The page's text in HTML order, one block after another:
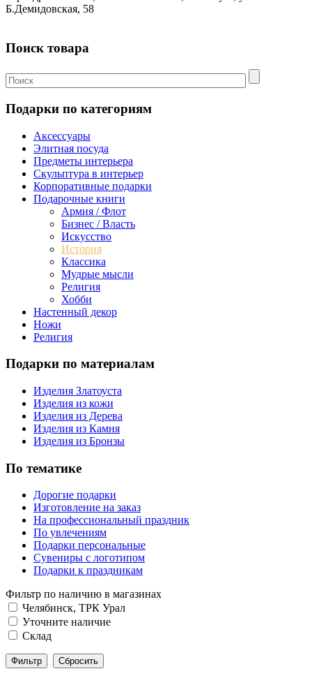
Б.Демидовская, 58
Поиск товара
Подарки по категориям
Аксессуары
Элитная посуда
Предметы интерьера
Скульптура в интерьер
Корпоративные подарки
Подарочные книги
Армия / Флот
Бизнес / Власть
Искусство
История
Классика
Мудрые мысли
Религия
Хобби
Настенный декор
Ножи
Религия
Подарки по материалам
Изделия Златоуста
Изделия из кожи
Изделия из Дерева
Изделия из Камня
Изделия из Бронзы
По тематике
Дорогие подарки
Изготовление на заказ
На профессиональный праздник
По увлечениям
Подарки персональные
Сувениры с логотипом
Подарки к праздникам
Фильтр по наличию в магазинах
Челябинск, ТРК Урал
Уточните наличие
Склад